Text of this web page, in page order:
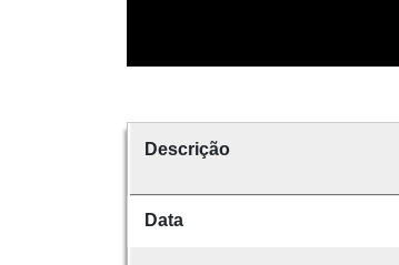
Descrição
Data